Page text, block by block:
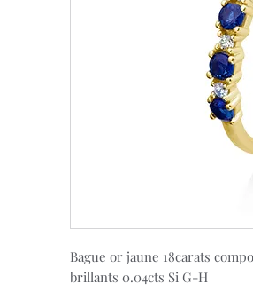
Bague or jaune 18carats
brillants 0.04cts Si G-H